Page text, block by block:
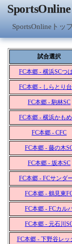
SportsOnline
SportsOnlineトッ
試合選択
FC本郷 - 横浜SCつ
FC本郷 - しらとり
FC本郷 - 駒林SC
FC本郷 - 横浜かも
FC本郷 - CFC
FC本郷 - 藤の木
FC本郷 - 坂本SC
FC本郷 - FCサンダ
FC本郷 - 鶴見東
FC本郷 - FCカル
FC本郷 - 元石川
FC本郷 - 下野谷レッ